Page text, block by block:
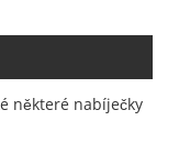
některé nabíječky